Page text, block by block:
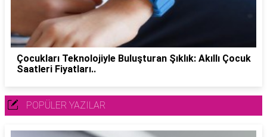
Çocukları Teknolojiyle Buluşturan Şıklık: Akıllı Çocuk
Saatleri Fiyatları..
POPÜLER YAZILAR